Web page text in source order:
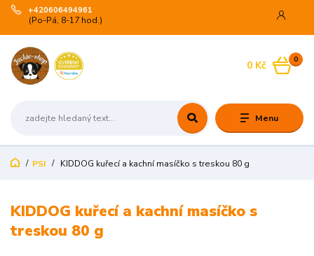
Menu
+420606494961
(Po-Pá, 8-17 hod.)
0
0 Kč
PSI KIDDOG kuřecí a kachní masíčko s treskou 80 g
KIDDOG kuřecí a kachní masíčko s
treskou 80 g